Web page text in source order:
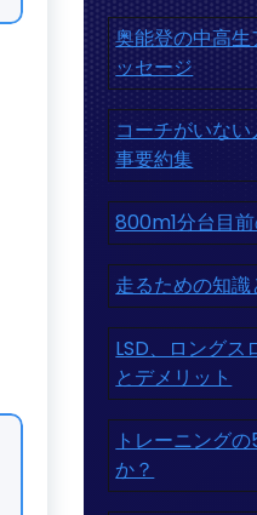
奥能登の中高
ッセージ
コーチがいな
事要約集
800m1分台目
走るための知識
LSD、ロングス
とデメリット
トレーニング
か？